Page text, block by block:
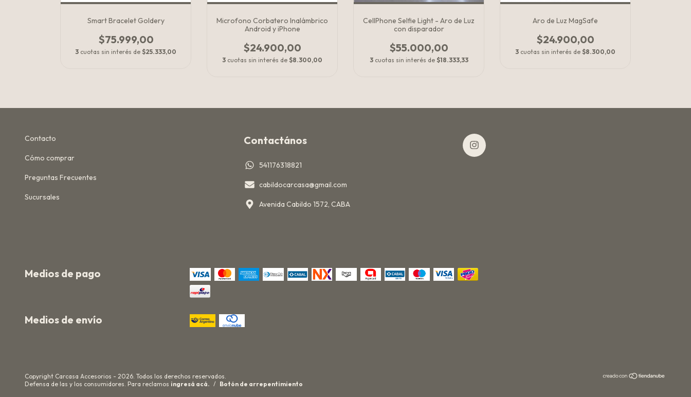
Smart Bracelet Goldery
$75.999,00
3 cuotas sin interés de $25.333,00
Microfono Corbatero Inalámbrico
Android y iPhone
$24.900,00
3 cuotas sin interés de $8.300,00
CellPhone Selfie Light - Aro de Luz
con disparador
$55.000,00
3 cuotas sin interés de $18.333,33
Aro de Luz MagSafe
$24.900,00
3 cuotas sin interés de $8.300,00
Contacto
Cómo comprar
Preguntas Frecuentes
Sucursales
Contactános
541176318821
cabildocarcasa@gmail.com
Avenida Cabildo 1572, CABA
Medios de pago
Medios de envío
Copyright Carcasa Accesorios - 2026. Todos los derechos reservados.
Defensa de las y los consumidores. Para reclamos ingresá acá. / Botón de arrepentimiento